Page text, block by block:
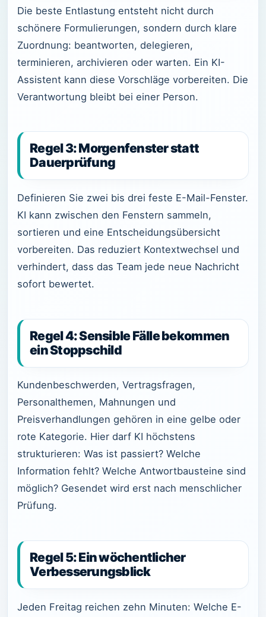
Die beste Entlastung entsteht nicht durch
schönere Formulierungen, sondern durch klare
Zuordnung: beantworten, delegieren,
terminieren, archivieren oder warten. Ein KI-
Assistent kann diese Vorschläge vorbereiten. Die
Verantwortung bleibt bei einer Person.
Regel 3: Morgenfenster statt
Dauerprüfung
Definieren Sie zwei bis drei feste E-Mail-Fenster.
KI kann zwischen den Fenstern sammeln,
sortieren und eine Entscheidungsübersicht
vorbereiten. Das reduziert Kontextwechsel und
verhindert, dass das Team jede neue Nachricht
sofort bewertet.
Regel 4: Sensible Fälle bekommen
ein Stoppschild
Kundenbeschwerden, Vertragsfragen,
Personalthemen, Mahnungen und
Preisverhandlungen gehören in eine gelbe oder
rote Kategorie. Hier darf KI höchstens
strukturieren: Was ist passiert? Welche
Information fehlt? Welche Antwortbausteine sind
möglich? Gesendet wird erst nach menschlicher
Prüfung.
Regel 5: Ein wöchentlicher
Verbesserungsblick
Jeden Freitag reichen zehn Minuten: Welche E-